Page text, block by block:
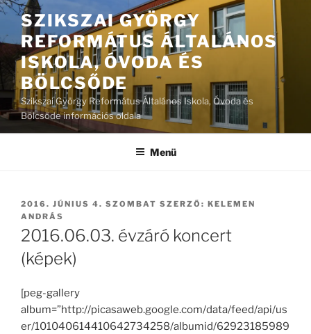
Tartalomhoz
SZIKSZAI GYÖRGY
REFORMÁTUS ÁLTALÁNOS
ISKOLA, ÓVODA ÉS
BÖLCSŐDE
Szikszai György Református Általános Iskola, Óvoda és
Bölcsőde információs oldala
Menü
BEKÜLDVE:
2016. JÚNIUS 4. SZOMBAT SZERZŐ: KELEMEN
ANDRÁS
2016.06.03. évzáró koncert
(képek)
[peg-gallery
album=”http://picasaweb.google.com/data/feed/api/us
er/101040614410642734258/albumid/62923185989